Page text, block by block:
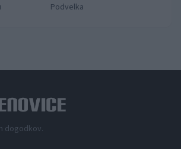
Podvelka
dogodkov.